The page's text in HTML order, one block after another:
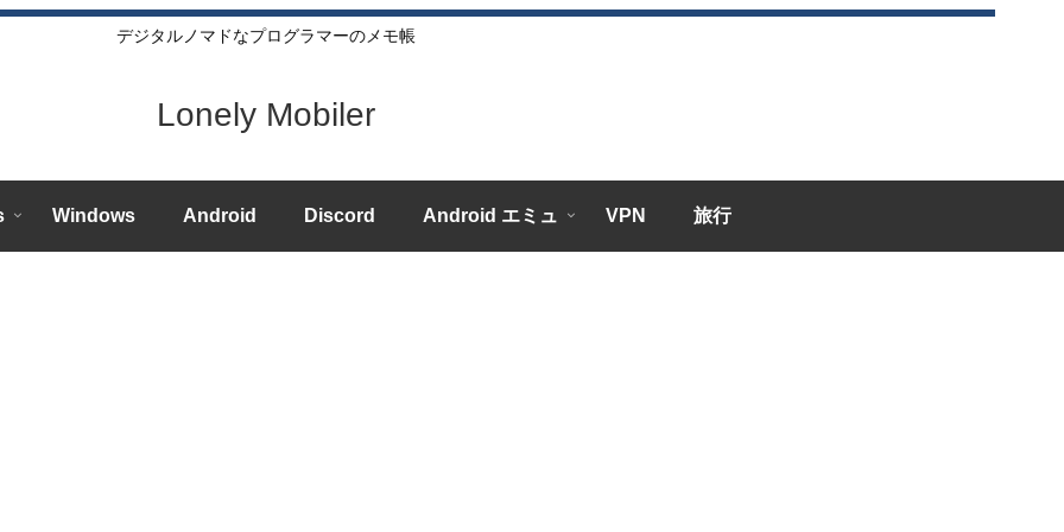
デジタルノマドなプログラマーのメモ帳
Lonely Mobiler
Windows Android Discord Android エミュ VPN 旅行